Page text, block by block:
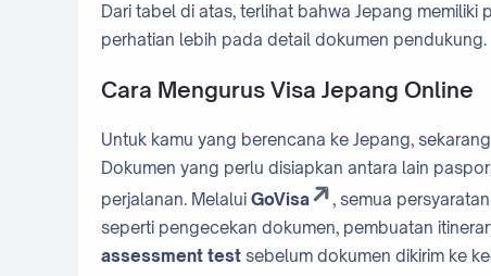
Dari tabel di atas, terlihat bahwa Jepang
perhatian lebih pada detail dokumen pendukung.
Cara Mengurus Visa Jepang Online
Untuk kamu yang berencana ke Jepang,
Dokumen yang perlu disiapkan antara lain
perjalanan. Melalui GoVisa
, semua
seperti pengecekan dokumen, pembuatan
assessment test sebelum dokumen dikirim ke